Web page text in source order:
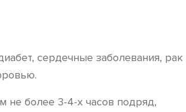
сердечные заболевания, рак
не более 3-4-х часов подряд,